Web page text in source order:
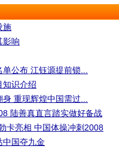
施
影响
公布 江钰源提前锁...
知识介绍
重现辉煌中国需过...
陆善真直言踏实做好备战
卡亮相 中国体操冲刺2008
中国夺九金